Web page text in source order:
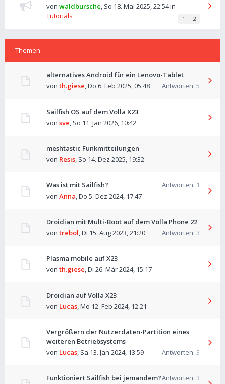
von waldbursche, So 18. Mai 2025, 22:54in
Tutorials
1 2
Themen
alternatives Android für ein Lenovo-Tablet
Antworten: 5
von th.giese,Do 6. Feb 2025, 05:48
Sailfish OS auf dem Volla X23
von sve, So 11. Jan 2026, 10:42
meshtastic Funkmitteilungen
von Resis, So 14. Dez 2025, 19:32
Was ist mit Sailfish? Antworten: 1
von Anna,Do 5. Dez 2024, 17:47
Droidian mit Multi-Boot auf dem Volla Phone 22
Antworten: 3
von trebol,Di 15. Aug 2023, 21:20
Plasma mobile auf X23
von th.giese,Di 26. Mär 2024, 15:17
Droidian auf Volla X23
von Lucas,Mo 12. Feb 2024, 12:21
Vergrößern der Nutzerdaten-Partition eines
weiteren Betriebsystems
Antworten: 3
von Lucas, Sa 13. Jan 2024, 13:59
Funktioniert Sailfish bei jemandem?Antworten: 3